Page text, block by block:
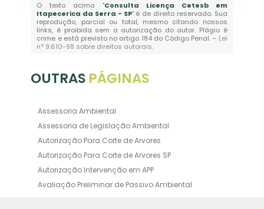
O texto acima "Consulta Licença Cetesb em
Itapecerica da Serra - SP" é de direito reservado. Sua
reprodução, parcial ou total, mesmo citando nossos
links, é proibida sem a autorização do autor. Plágio é
crime e está previsto no artigo 184 do Código Penal. – Lei
n° 9.610-98 sobre direitos autorais.
OUTRAS PÁGINAS
Assessoria Ambiental
Assessoria de Legislação Ambiental
Autorização Para Corte de Arvores
Autorização Para Corte de Arvores SP
Autorização Intervenção em APP
Avaliação Preliminar de Passivo Ambiental